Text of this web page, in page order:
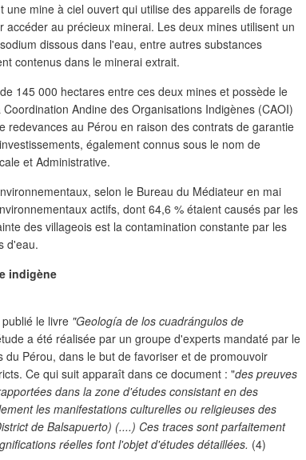
une mine à ciel ouvert qui utilise des appareils de forage
au précieux minerai. Les deux mines utilisent un
dissous dans l'eau, entre autres substances
contenus dans le minerai extrait.
145 000 hectares entre ces deux mines et possède le
Andine des Organisations Indigènes (CAOI)
redevances au Pérou en raison des contrats de garantie
également connus sous le nom de
et Administrative.
selon le Bureau du Médiateur en mai
actifs, dont 64,6 % étaient causés par les
des villageois est la contamination constante par les
d'eau.
indigène
le livre "Geología de los cuadrángulos de
a été réalisée par un groupe d'experts mandaté par le
du Pérou, dans le but de favoriser et de promouvoir
Ce qui suit apparaît dans ce document : "des preuves
dans la zone d'études consistant en des
les manifestations culturelles ou religieuses des
de Balsapuerto) (....) Ces traces sont parfaitement
réelles font l'objet d'études détaillées. (4)